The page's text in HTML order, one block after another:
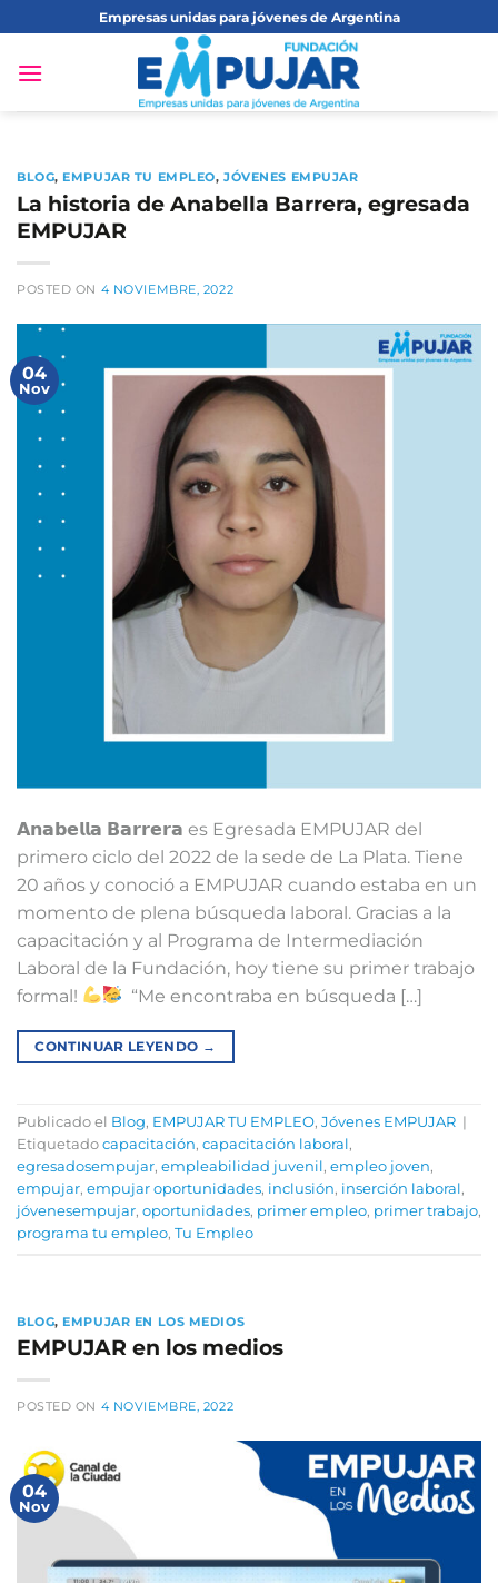
al
contenido
Empresas unidas para jóvenes de Argentina
BLOG, EMPUJAR TU EMPLEO,JÓVENES EMPUJAR
La historia de Anabella Barrera, egresada
EMPUJAR
POSTED ON 4 NOVIEMBRE, 2022
04
Nov
𝗔𝗻𝗮𝗯𝗲𝗹𝗹𝗮 𝗕𝗮𝗿𝗿𝗲𝗿𝗮 es Egresada EMPUJAR del
primero ciclo del 2022 de la sede de La Plata. Tiene
20 años y conoció a EMPUJAR cuando estaba en un
momento de plena búsqueda laboral. Gracias a la
capacitación y al Programa de Intermediación
Laboral de la Fundación, hoy tiene su primer trabajo
formal!
⁣ ⁣ “Me encontraba en búsqueda […]
CONTINUAR LEYENDO →
Publicado el Blog, EMPUJAR TU EMPLEO, Jóvenes EMPUJAR
Etiquetado capacitación, capacitación laboral ,
egresadosempujar, empleabilidad juvenil , empleo joven,
empujar, empujar oportunidades, inclusión, inserción laboral ,
jóvenesempujar, oportunidades, primer empleo, primer trabajo,
programa tu empleo, Tu Empleo
BLOG, EMPUJAR EN LOS MEDIOS
EMPUJAR en los medios
POSTED ON 4 NOVIEMBRE, 2022
04
Nov